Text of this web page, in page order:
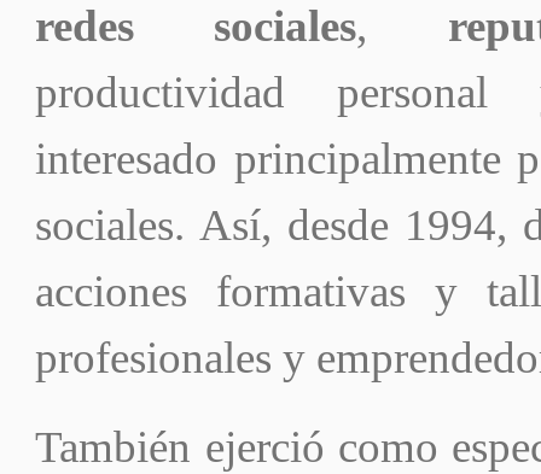
redes sociales,
productividad
interesado principalmente
sociales. Así, desde 1994,
acciones formativas y
profesionales y
También ejerció como